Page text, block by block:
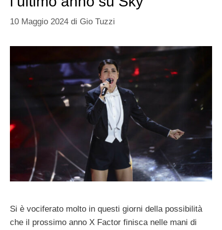
10 Maggio 2024 di Gio Tuzzi
Si è vociferato molto in questi giorni della possibilità
che il prossimo anno X Factor finisca nelle mani di